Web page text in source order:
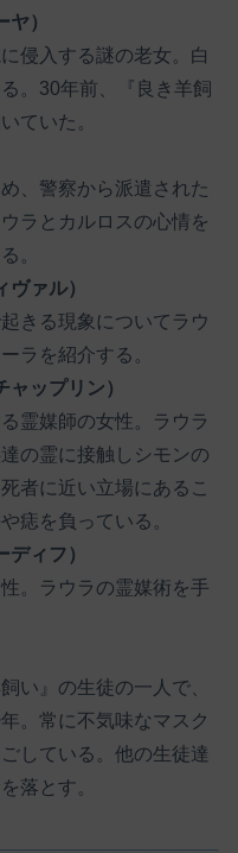
）
侵入する謎の老女。白
。30年前、『良き羊飼
ていた。
、警察から派遣された
ラとカルロスの心情を
。
ァル）
きる現象についてラウ
ラを紹介する。
ップリン）
霊媒師の女性。ラウラ
の霊に接触しシモンの
者に近い立場にあるこ
痣を負っている。
ィフ）
。ラウラの霊媒術を手
い』の生徒の一人で、
。常に不気味なマスク
している。他の生徒達
落とす。